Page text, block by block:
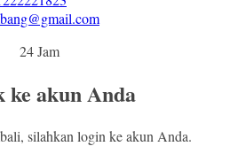
24 Jam
ke akun Anda
silahkan login ke akun Anda.